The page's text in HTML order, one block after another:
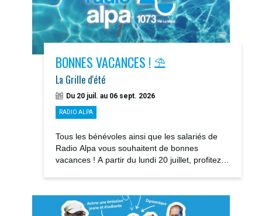
BONNES VACANCES ! ⛱️
La Grille d'été
Du 20 juil. au 06 sept. 2026
RADIO ALPA
Tous les bénévoles ainsi que les salariés de
Radio Alpa vous souhaitent de bonnes
vacances ! A partir du lundi 20 juillet, profitez